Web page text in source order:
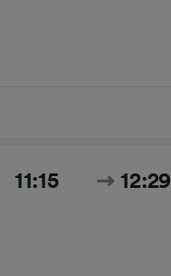
11:15 12:29